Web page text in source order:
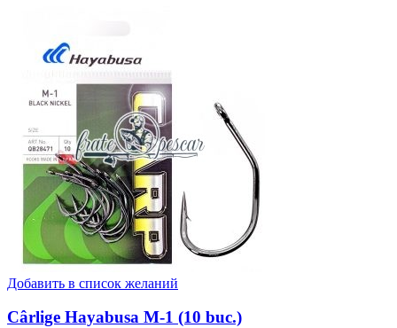
Добавить в список желаний
Cârlige Hayabusa M-1 (10 buc.)